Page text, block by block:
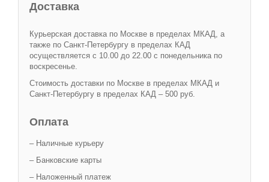
Доставка
Курьерская доставка по Москве в пределах МКАД, а
также по Санкт-Петербургу в пределах КАД
осуществляется с 10.00 до 22.00 с понедельника по
воскресенье.
Стоимость доставки по Москве в пределах МКАД и
Санкт-Петербургу в пределах КАД – 500 руб.
Оплата
– Наличные курьеру
– Банковские карты
– Наложенный платеж